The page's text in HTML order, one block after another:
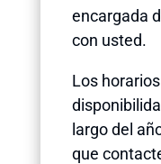
encargada
con usted.
Los
largo del
que